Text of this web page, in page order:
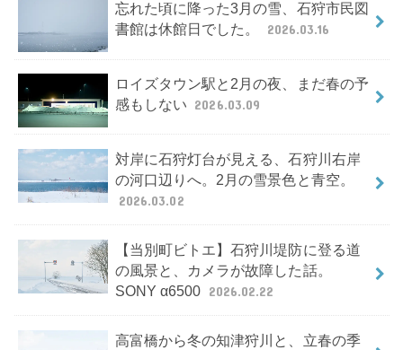
忘れた頃に降った3月の雪、石狩市民図
書館は休館日でした。
2026.03.16
ロイズタウン駅と2月の夜、まだ春の予
感もしない 2026.03.09
対岸に石狩灯台が見える、石狩川右岸
の河口辺りへ。2月の雪景色と青空。
2026.03.02
【当別町ビトエ】石狩川堤防に登る道
の風景と、カメラが故障した話。
SONY α6500 2026.02.22
高富橋から冬の知津狩川と、立春の季